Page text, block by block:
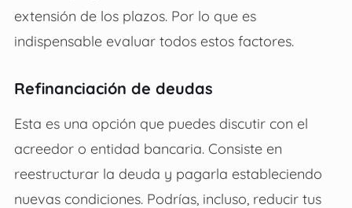
extensión de los plazos. Por lo que es
indispensable evaluar todos estos factores.
Refinanciación de deudas
Esta es una opción que puedes discutir con el
acreedor o entidad bancaria. Consiste en
reestructurar la deuda y pagarla estableciendo
nuevas condiciones. Podrías, incluso, reducir tus